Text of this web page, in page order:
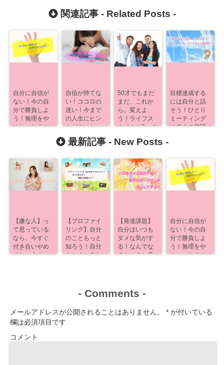
関連記事 - Related Posts -
自分に自信が
ない！今の自
分で勝負しよ
う！無理をや
めちゃおう！
自信が持てな
い！ココロの
迷い！今まで
の人生にヒン
トがあった
【発達課題】
50才でもまだ
まだ、これか
ら。変えよ
う！ライフス
タイル！3つの
目標達成する
には自分と話
そう！ひとり
ミーティング
は考えの整理
最新記事 - New Posts -
【嫌な人】っ
て思っている
なら、今すぐ
付き合いやめ
ましょう！
【プロファイ
リング】自分
のこともっと
知ろう！自分
らしくいるた
【発達課題】
自分はいつも
ダメな気がす
る！なんでな
のか、少し見
自分に自信が
ない！今の自
分で勝負しよ
う！無理をや
めちゃおう！
- Comments -
メールアドレスが公開されることはありません。 * が付いている
欄は必須項目です
コメント